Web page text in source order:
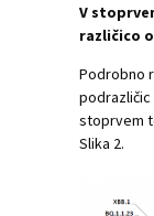
V
različico
Podrobno
podrazličic
stoprvem
Slika 2.